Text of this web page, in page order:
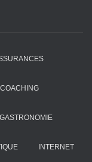
COACHING
GASTRONOMIE
INTERNET